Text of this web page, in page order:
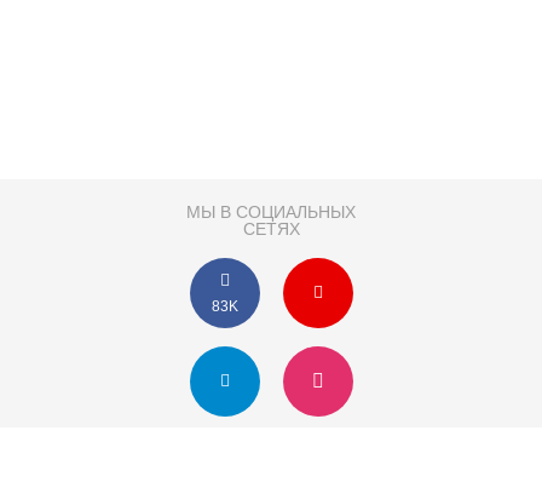
МЫ В СОЦИАЛЬНЫХ
СЕТЯХ
83K